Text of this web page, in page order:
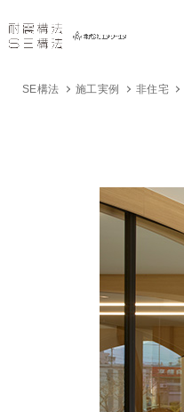
SE構法 施工実例 非住宅